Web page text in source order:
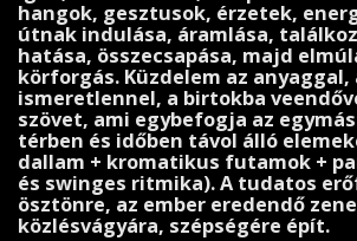
hangok, gesztusok, érzetek,
útnak indulása, áramlása,
hatása, összecsapása, majd
körforgás. Küzdelem az anyaggal,
ismeretlennel, a birtokba
szövet, ami egybefogja az
térben és időben távol álló
dallam + kromatikus futamok +
és swinges ritmika). A tudatos
ösztönre, az ember eredendő
közlésvágyára, szépségére épít.